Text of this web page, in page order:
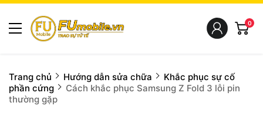
0
Trang chủ Hướng dẫn sửa chữa
Khắc phục sự cố
phần cứng
Cách khắc phục Samsung Z Fold 3 lỗi pin
thường gặp